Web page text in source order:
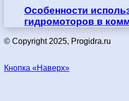
Особенности
гидромоторов в
© Copyright 2025, Progidra.ru
Кнопка «Наверх»